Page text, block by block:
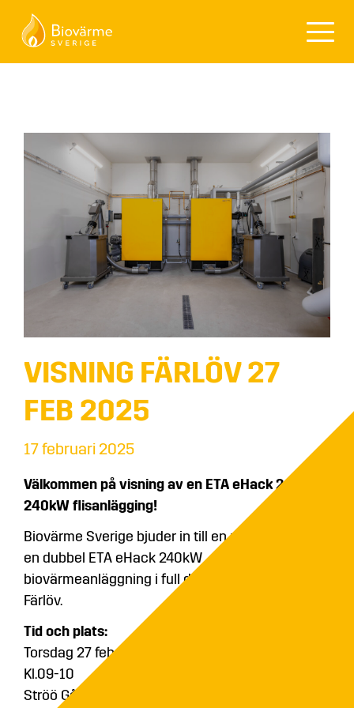
VISNING FÄRLÖV 27
FEB 2025
17 februari 2025
Välkommen på visning av en ETA eHack 2x
240kW flisanlägging!
Biovärme Sverige bjuder in till en unik visning av
en dubbel ETA eHack 240kW
biovärmeanläggning i full drift på Ströö Gård i
Färlöv.
Tid och plats:
Torsdag 27 feb 2025
Kl.09-10
Ströö Gård